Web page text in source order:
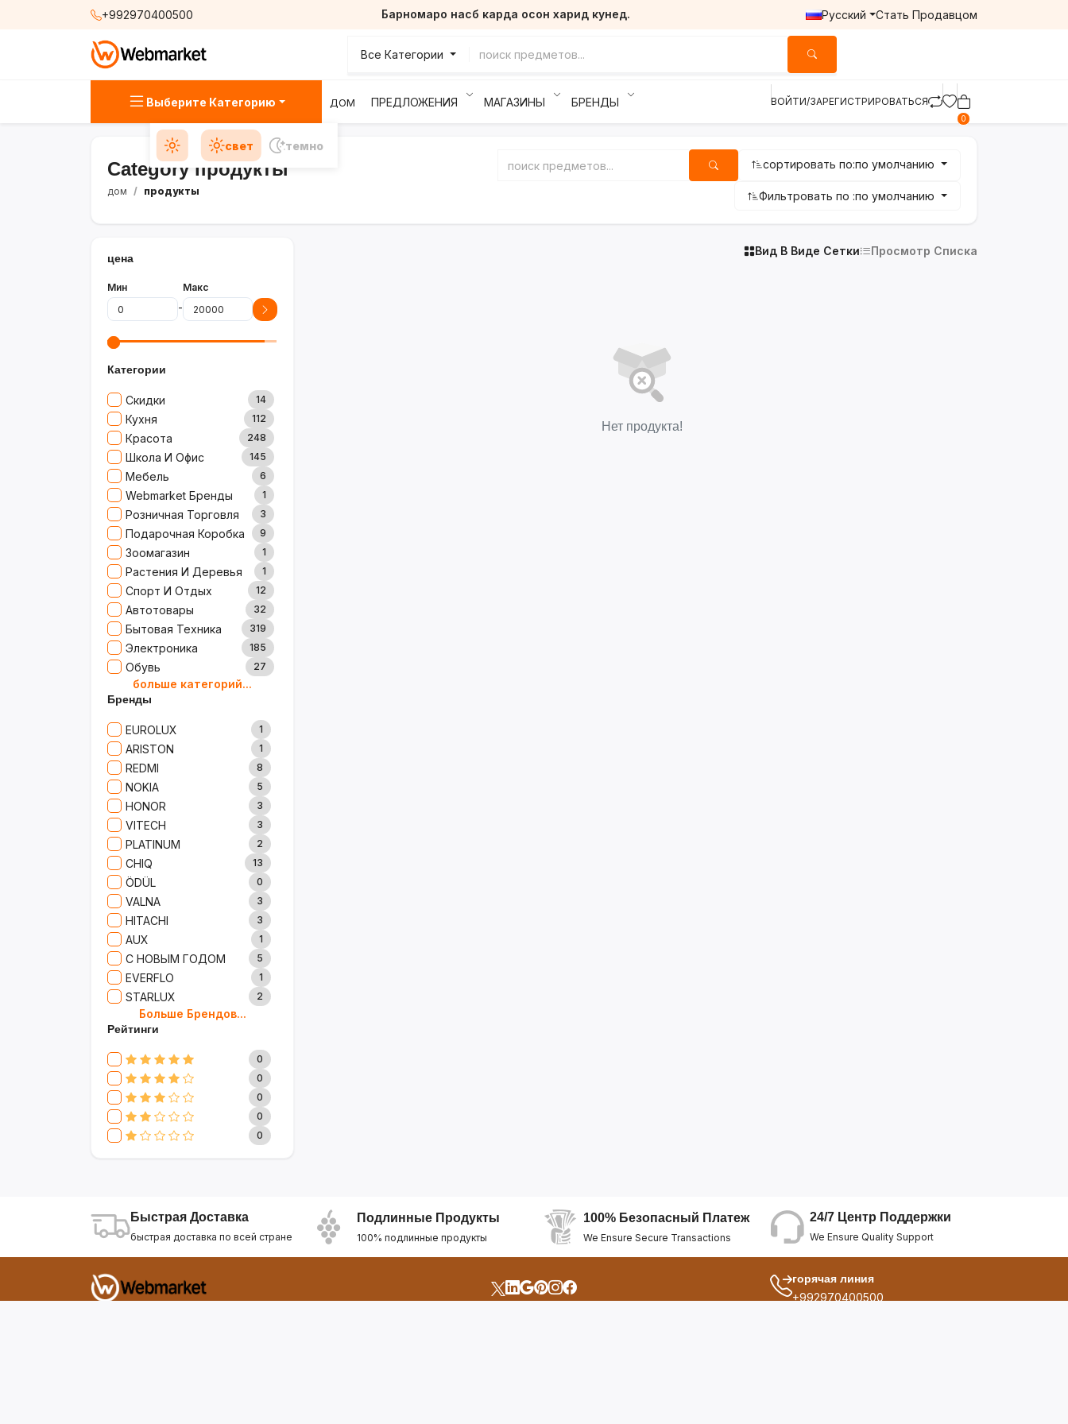
+992970400500 Барномаро насб карда осон харид кунед. Русский Стать Продавцом
Все Категории
Выберите Категорию ДОМ ПРЕДЛОЖЕНИЯ МАГАЗИНЫ БРЕНДЫ ВОЙТИ/ЗАРЕГИСТРИРОВАТЬСЯ
0
свет темно
Category продукты
дом продукты
сортировать по:по умолчанию
Фильтровать по :по умолчанию
цена
Мин
-
Макс
Категории
Скидки 14
Кухня 112
Красота 248
Школа И Офис 145
Мебель 6
Webmarket Бренды 1
Розничная Торговля 3
Подарочная Коробка 9
Зоомагазин 1
Растения И Деревья 1
Спорт И Отдых 12
Автотовары 32
Бытовая Техника 319
Электроника 185
Обувь 27
Товары Для Дома
Ювелирные Изделия
Сад И Дача 52
Аксессуары 61
Игрушки 15
Одежда 5
Сумки И Рюкзаки 27
Ремонт 13
Продукты 35
Детские Товары 72
Бытовая Химия 91
Хобби 40
больше категорий...
Бренды
EUROLUX 1
ARISTON 1
REDMI 8
NOKIA 5
HONOR 3
VITECH 3
PLATINUM 2
CHIQ 13
ÖDÜL 0
VALNA 3
HITACHI 3
AUX 1
С НОВЫМ ГОДОМ 5
EVERFLO 1
STARLUX 2
BOSCH
MARY KAY
TRICHUP 20
CLIVE & KEIRA 17
SEVAVEREK 6
DSP 0
SUPER CREST 4
2
APPLE
AOTE 7
ELEMENT
INTEX 0
Больше Брендов...
Рейтинги
0
0
0
0
0
Вид В Виде Сетки Просмотр Списка
Нет продукта!
Быстрая Доставка
быстрая доставка по всей стране
Подлинные Продукты
100% подлинные продукты
100% Безопасный Платеж
We Ensure Secure Transactions
24/7 Центр Поддержки
We Ensure Quality Support
горячая линия
+992970400500